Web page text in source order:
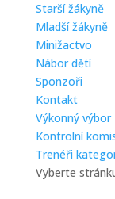
Starší žákyně
Mladší žákyně
Minižactvo
Nábor dětí
Sponzoři
Kontakt
Výkonný výbor
Kontrolní
Trenéři
Vyberte